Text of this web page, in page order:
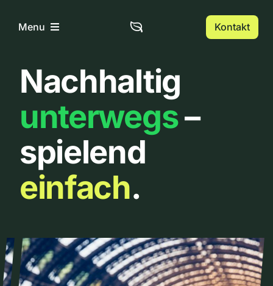
InhaltMenu
Home
Über uns
Urbanlist
Kontakt
Nachhaltig
unterwegs–
spielend
einfach.